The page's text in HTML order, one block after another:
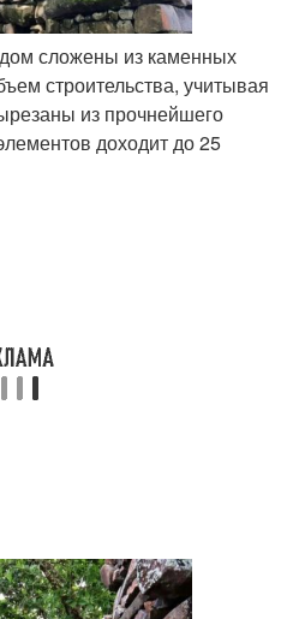
сложены из каменных
строительства, учитывая
из прочнейшего
доходит до 25